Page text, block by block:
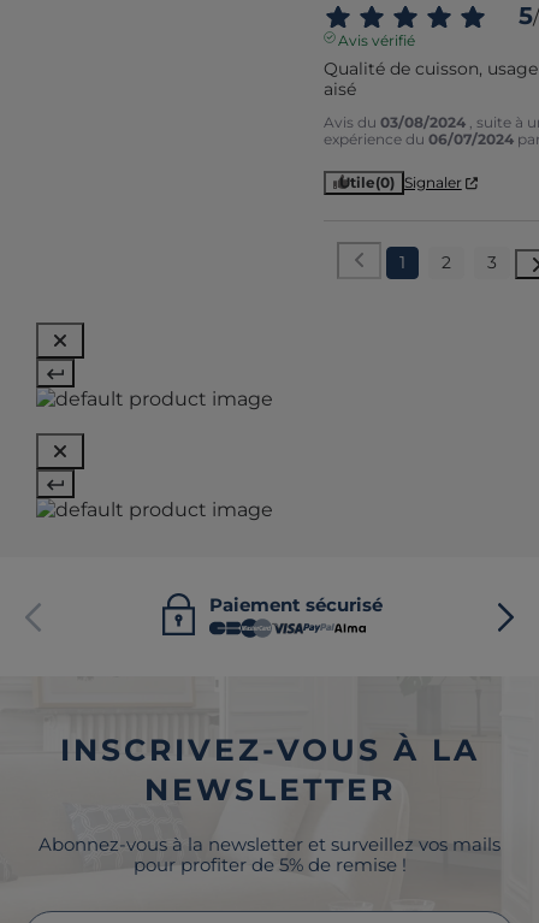
5/
Avis vérifié
Qualité de cuisson, usage
aisé
Avis du 03/08/2024 , suite à
expérience du 06/07/2024
Utile(0) Signaler
1 2 3
Paiement sécurisé
INSCRIVEZ-VOUS À LA
NEWSLETTER
Abonnez-vous à la newsletter et surveillez vos mails
pour profiter de 5% de remise !